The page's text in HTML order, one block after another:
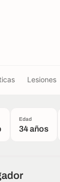
Lesiones
Edad
34 años